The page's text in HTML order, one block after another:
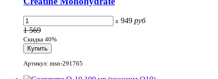
x 949 руб
1 569
Скидка 40%
Артикул: msn-291765